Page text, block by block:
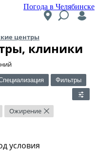
Погода в Челябинске
центры
клиники
Фильтры
Ожирение ×
условия